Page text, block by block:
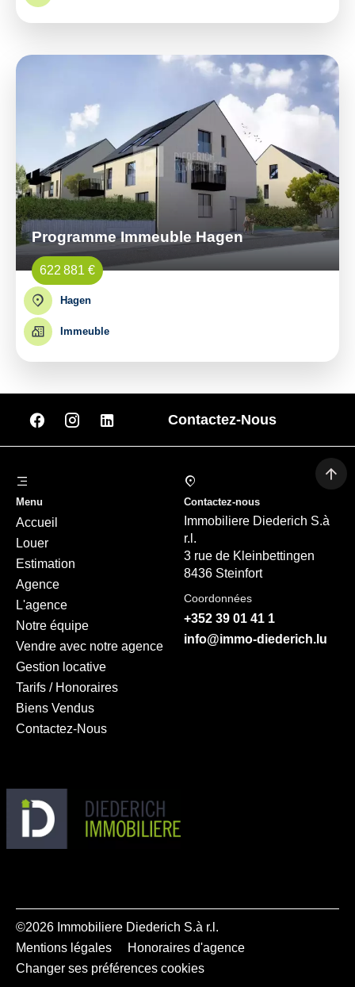
Programme Immeuble Hagen
622 881 €
Hagen
Immeuble
Contactez-Nous
Menu
Accueil
Louer
Estimation
Agence
L'agence
Notre équipe
Vendre avec notre agence
Gestion locative
Tarifs / Honoraires
Biens Vendus
Contactez-Nous
Contactez-nous
Immobiliere Diederich S.à
r.l.
3 rue de Kleinbettingen
8436 Steinfort
Coordonnées
+352 39 01 41 1
info@immo-diederich.lu
©2026 Immobiliere Diederich S.à r.l.
Mentions légales
Honoraires d'agence
Changer ses préférences cookies